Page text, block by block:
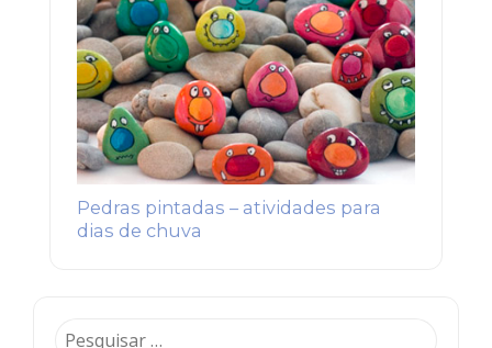
Pedras pintadas – atividades para
dias de chuva
Pesquisar